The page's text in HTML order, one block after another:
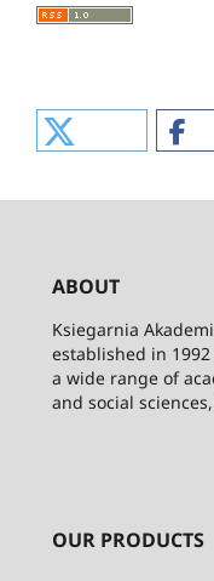
ABOUT
Ksiegarnia
established in
a wide range of
and social
OUR PRODUCTS